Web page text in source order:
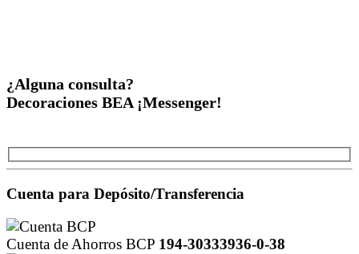
¿Alguna consulta?
Decoraciones BEA ¡Messenger!
Cuenta para Depósito/Transferencia
Cuenta de Ahorros BCP 194-30333936-0-38